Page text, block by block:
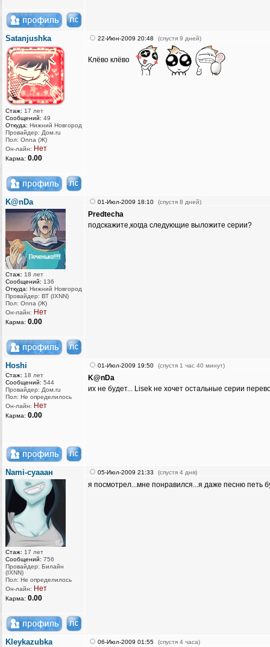
Satanjushka
Стаж: 17 лет
Сообщений: 49
Откуда: Нижний Новгород
Провайдер: Дом.ru
Пол: Onna (Ж)
Он-лайн: Нет
Карма: 0.00
22-Июн-2009 20:48 (спустя 9 дней)
Клёво клёво
K@nDa
Стаж: 18 лет
Сообщений: 136
Откуда: Нижний Новгород
Провайдер: ВТ (IXNN)
Пол: Onna (Ж)
Он-лайн: Нет
Карма: 0.00
01-Июл-2009 18:10 (спустя 8 дней)
Predtecha
подскажите,когда следующие выложите серии?
Hoshi
Стаж: 18 лет
Сообщений: 544
Провайдер: Дом.ru
Пол: Не определилось
Он-лайн: Нет
Карма: 0.00
01-Июл-2009 19:50 (спустя 1 час 40 минут)
K@nDa
их не будет... Lisek не хочет остальные серии
Nami-суааан
Стаж: 17 лет
Сообщений: 756
Провайдер: Билайн
(IXNN)
Пол: Не определилось
Он-лайн: Нет
Карма: 0.00
05-Июл-2009 21:33 (спустя 4 дня)
я посмотрел...мне понравился...я даже песню петь
Kleykazubka 06-Июл-2009 01:55 (спустя 4 часа)